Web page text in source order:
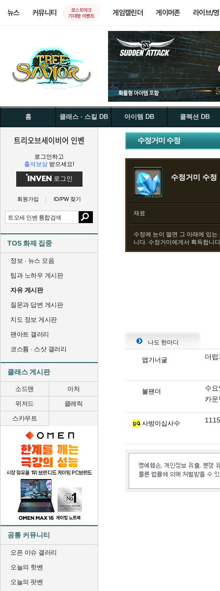
뉴스 커뮤니티
로스트아크
기대평 이벤트
게임캘린더 게이머존 라이브/
홈 클래스 · 스킬 DB 아이템 DB 콜렉션 DB
트리오브세이비어 인벤
로그인하고
출석보상 받으세요!
로그인
회원가입 ID/PW 찾기
TOS 화제 집중
정보 · 뉴스 모음
팁과 노하우 게시판
자유 게시판
질문과 답변 게시판
지도 정보 게시판
팬아트 갤러리
코스튬 · 스샷 갤러리
클래스 게시판
소드맨
아처
위저드
클레릭
스카우트
공통 커뮤니티
오픈 이슈 갤러리
오늘의 핫벤
오늘의 팟벤
수정거미 수정
수정거미 수정
재료
수정에 눈이 멀면 그 아래에 있
니다. 수정거미에게서 획득합니
나도 한마디
엽기너굴 더
불팬더
수
카
사방이십사수